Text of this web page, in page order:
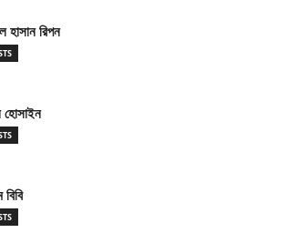
হাসান রিপন
হোসাইন